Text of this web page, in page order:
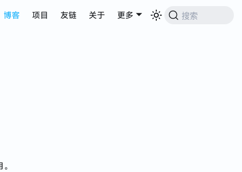
博客 项目 友链 关于 更多 搜索